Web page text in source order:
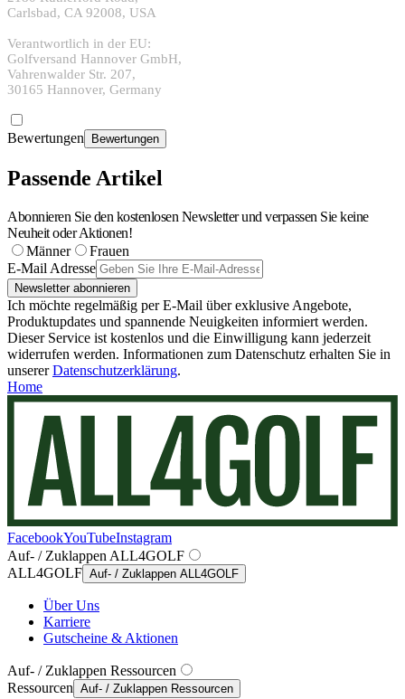
Carlsbad, CA 92008, USA
Verantwortlich in der EU:
Golfversand Hannover GmbH,
Vahrenwalder Str. 207,
30165 Hannover, Germany
Bewertungen Bewertungen
Passende Artikel
Abonnieren Sie den kostenlosen Newsletter und verpassen Sie keine
Neuheit oder Aktionen!
Männer
Frauen
E-Mail Adresse
Newsletter abonnieren
Ich möchte regelmäßig per E-Mail über exklusive Angebote,
Produktupdates und spannende Neuigkeiten informiert werden.
Dieser Service ist kostenlos und die Einwilligung kann jederzeit
widerrufen werden. Informationen zum Datenschutz erhalten Sie in
unsererDatenschutzerklärung.
Home
FacebookYouTubeInstagram
Auf- / Zuklappen ALL4GOLF
ALL4GOLF Auf- / Zuklappen ALL4GOLF
Über Uns
Karriere
Gutscheine & Aktionen
Auf- / Zuklappen Ressourcen
Ressourcen Auf- / Zuklappen Ressourcen